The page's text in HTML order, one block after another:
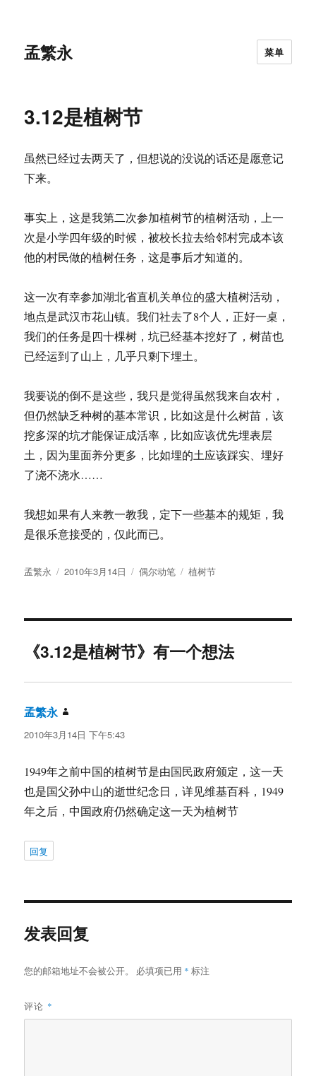
孟繁永 菜单
3.12是植树节
虽然已经过去两天了，但想说的没说的话还是愿意记
下来。
事实上，这是我第二次参加植树节的植树活动，上一
次是小学四年级的时候，被校长拉去给邻村完成本该
他的村民做的植树任务，这是事后才知道的。
这一次有幸参加湖北省直机关单位的盛大植树活动，
地点是武汉市花山镇。我们社去了8个人，正好一桌，
我们的任务是四十棵树，坑已经基本挖好了，树苗也
已经运到了山上，几乎只剩下埋土。
我要说的倒不是这些，我只是觉得虽然我来自农村，
但仍然缺乏种树的基本常识，比如这是什么树苗，该
挖多深的坑才能保证成活率，比如应该优先埋表层
土，因为里面养分更多，比如埋的土应该踩实、埋好
了浇不浇水……
我想如果有人来教一教我，定下一些基本的规矩，我
是很乐意接受的，仅此而已。
作
孟繁永
发
2010年3月14日
分
偶尔动笔
标
植树节
《3.12是植树节》有一个想法
孟繁永
道：
2010年3月14日 下午5:43
1949年之前中国的植树节是由国民政府颁定，这一天
也是国父孙中山的逝世纪念日，详见维基百科，1949
年之后，中国政府仍然确定这一天为植树节
回复
发表回复
您的邮箱地址不会被公开。 必填项已用 * 标注
评论 *